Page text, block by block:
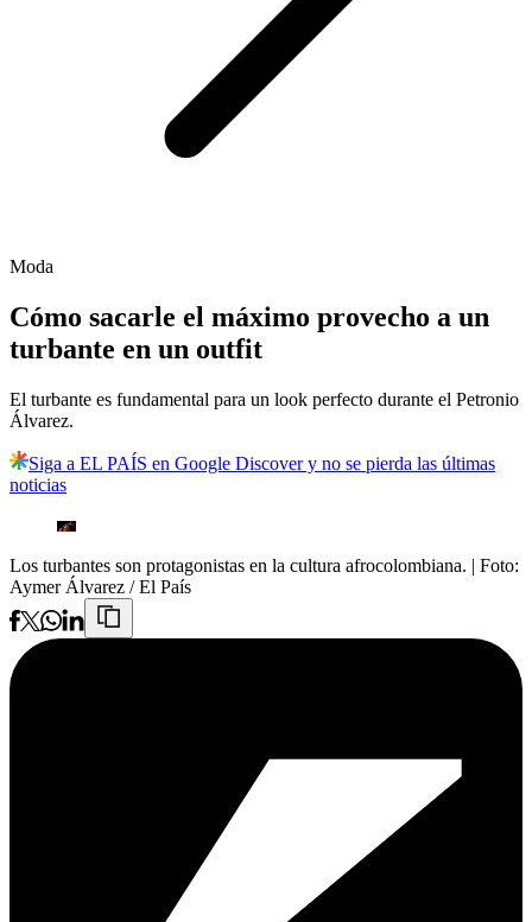
Moda
Cómo sacarle el máximo provecho a un
turbante en un outfit
El turbante es fundamental para un look perfecto durante el Petronio
Álvarez.
Siga a EL PAÍS en Google Discover y no se pierda las últimas
noticias
Los turbantes son protagonistas en la cultura afrocolombiana. | Foto:
Aymer Álvarez / El País